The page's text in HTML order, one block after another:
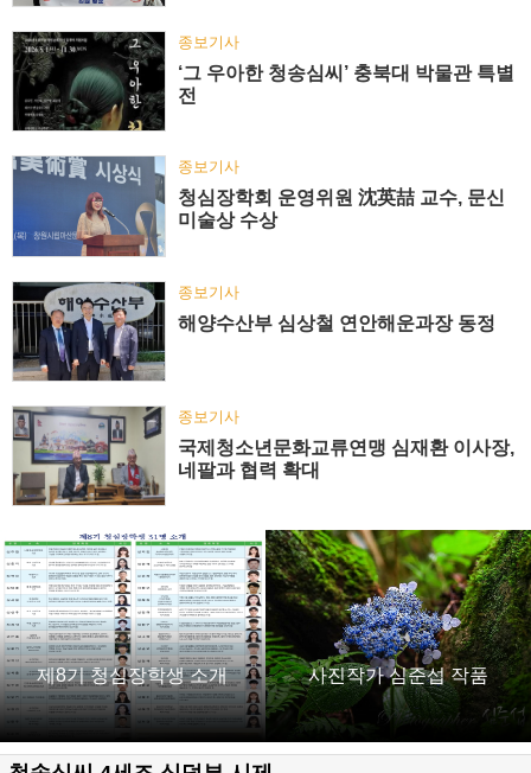
종보기사
‘그 우아한 청송심씨’ 충북대 박물관 특별
전
종보기사
청심장학회 운영위원 沈英喆 교수, 문신
미술상 수상
종보기사
해양수산부 심상철 연안해운과장 동정
종보기사
국제청소년문화교류연맹 심재환 이사장,
네팔과 협력 확대
제8기 청심장학생 소개 사진작가 심준섭 작품